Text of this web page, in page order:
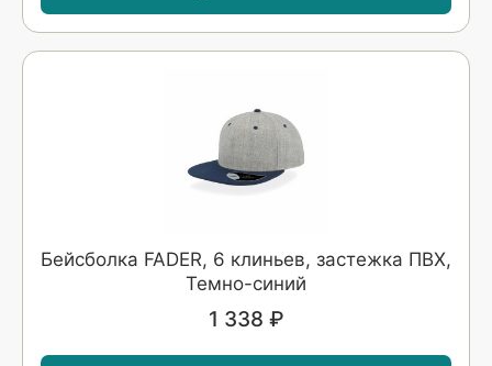
Бейсболка FADER, 6 клиньев, застежка ПВХ,
Темно-синий
1 338 ₽